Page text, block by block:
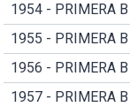
1954 - PRIMERA B
1955 - PRIMERA B
1956 - PRIMERA B
1957 - PRIMERA B